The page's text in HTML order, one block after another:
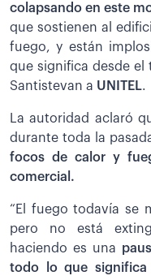
colapsando en este
que sostienen al
fuego, y están
que significa desde el
Santistevan a UNITEL.
La autoridad aclaró
durante toda la
focos de calor y
comercial.
“El fuego todavía se
pero no está
haciendo es una
todo lo que significa